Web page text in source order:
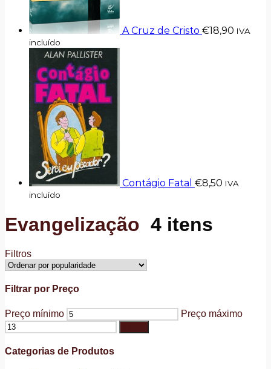
A Cruz de Cristo €18,90 IVA
incluído
Contágio Fatal €8,50 IVA
incluído
Evangelização 4 itens
Filtros
Filtrar por Preço
Preço mínimo Preço máximo
Categorias de Produtos